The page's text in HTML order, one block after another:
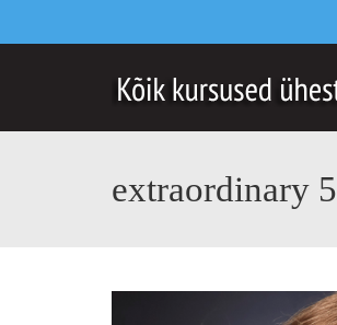
extraordinary 5